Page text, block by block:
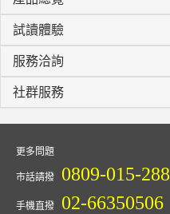
試讀體驗
服務洽詢
社群服務
更多問題
市話請撥 0809-015-288
手機直撥 02-66350506